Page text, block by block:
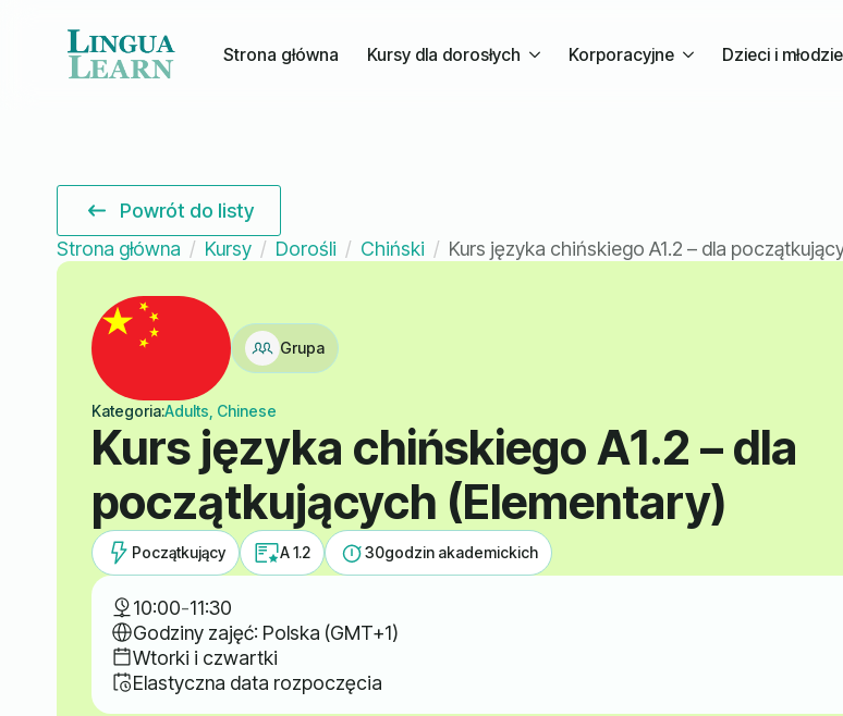
Strona główna Kursy dla dorosłych Korporacyjne Dzieci i
Powrót do listy
Strona główna
Kursy Dorośli Chiński Kurs języka chińskiego A1.2 – dla
Grupa
Kategoria:Adults, Chinese
Kurs języka chińskiego A1.2 – dla
początkujących (Elementary)
Początkujący A 1.2 30godzin akademickich
10:00-11:30
Godziny zajęć: Polska (GMT+1)
Wtorki i czwartki
Elastyczna data rozpoczęcia